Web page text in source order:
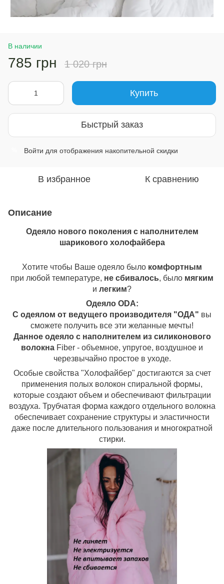
В наличии
785 грн 1 020 грн
Купить
Быстрый заказ
Войти для отображения накопительной скидки
В избранное К сравнению
Описание
Одеяло нового поколения с наполнителем
шарикового холофайбера
Хотите чтобы Ваше одеяло было комфортным
при любой температуре, не сбивалось, было мягким
и легким?
Одеяло ОDA:
С одеялом от ведущего производителя "ОДА" вы
сможете получить все эти желанные мечты!
Данное одеяло с наполнителем из силиконового
волокна Fiber - объемное, упругое, воздушное и
черезвычайно простое в уходе.
Особые свойства "Холофайбер" достигаются за счет
применения полых волокон спиральной формы,
которые создают объем и обеспечивают фильтрации
воздуха. Трубчатая форма каждого отдельного волокна
обеспечивает сохранение структуры и эластичности
даже после длительного пользования и многократной
стирки.